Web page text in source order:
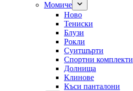
Момиче
Ново
Тениски
Блузи
Рокли
Суитшърти
Спортни комплекти
Долнища
Клинове
Къси панталони